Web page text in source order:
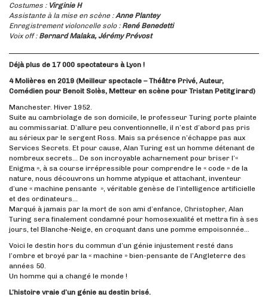
Costumes : Virginie H
Assistante à la mise en scène :Anne Plantey
Enregistrement violoncelle solo : René Benedetti
Voix off : Bernard Malaka, Jérémy Prévost
Déjà plus de 17 000 spectateurs à Lyon !
4 Molières en 2019 (Meilleur spectacle – Théâtre Privé, Auteur,
Comédien pour Benoit Solès, Metteur en scène pour Tristan Petitgirard)
Manchester. Hiver 1952.
Suite au cambriolage de son domicile, le professeur Turing porte plainte
au commissariat. D’allure peu conventionnelle, il n’est d’abord pas pris
au sérieux par le sergent Ross. Mais sa présence n’échappe pas aux
Services Secrets. Et pour cause, Alan Turing est un homme détenant de
nombreux secrets… De son incroyable acharnement pour briser l’«
Enigma », à sa course irrépressible pour comprendre le « code » de la
nature, nous découvrons un homme atypique et attachant, inventeur
d’une « machine pensante », véritable genèse de l’intelligence artificielle
et des ordinateurs…
Marqué à jamais par la mort de son ami d’enfance, Christopher, Alan
Turing sera finalement condamné pour homosexualité et mettra fin à ses
jours, tel Blanche-Neige, en croquant dans une pomme empoisonnée…
Voici le destin hors du commun d’un génie injustement resté dans
l’ombre et broyé par la « machine » bien-pensante de l’Angleterre des
années 50.
Un homme qui a changé le monde !
L’histoire vraie d’un génie au destin brisé.